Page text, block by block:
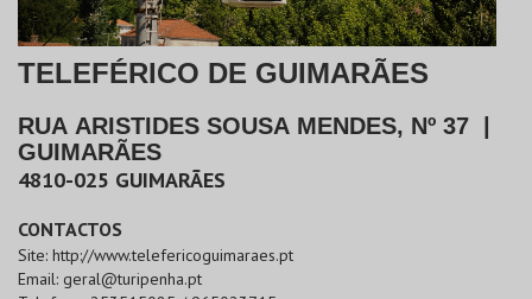
TELEFÉRICO DE GUIMARÃES
RUA ARISTIDES SOUSA MENDES, Nº 37
GUIMARÃES
4810-025 GUIMARÃES
CONTACTOS
Site: http://www.telefericoguimaraes.pt
Email: geral@turipenha.pt